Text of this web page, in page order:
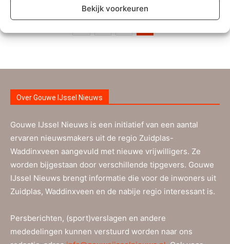
Bekijk voorkeuren
Over Gouwe IJssel Nieuws
Gouwe IJssel Nieuws is een initiatief van een aantal
ervaren nieuwsmakers uit de regio Zuidplas-
Waddinxveen aangevuld met nieuwe vrijwilligers. Ze
worden bijgestaan door verschillende tipgevers. Gouwe
IJssel Nieuws brengt informatie die voor de inwoners uit
Zuidplas, Waddinxveen en de nabije regio interessant is.
Persberichten, (sport)verslagen en andere
mededelingen kunnen verstuurd worden naar ons